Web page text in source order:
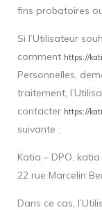
fins probatoires
Si l’Utilisateur
comment https://
Personnelles,
traitement,
contacter https://
suivante :
Katia – DPO, katia
22 rue Marcelin
Dans ce cas,